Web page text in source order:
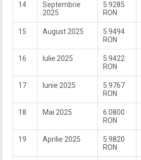
14
Septembrie
2025
5.9285
RON
15 August 2025
5.9494
RON
16 Iulie 2025
5.9422
RON
17 Iunie 2025
5.9767
RON
18 Mai 2025
6.0800
RON
19 Aprilie 2025
5.9820
RON